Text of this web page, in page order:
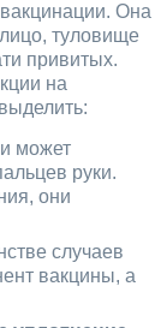
Она
туловище
привитых.
на
может
руки.
они
случаев
вакцины, а